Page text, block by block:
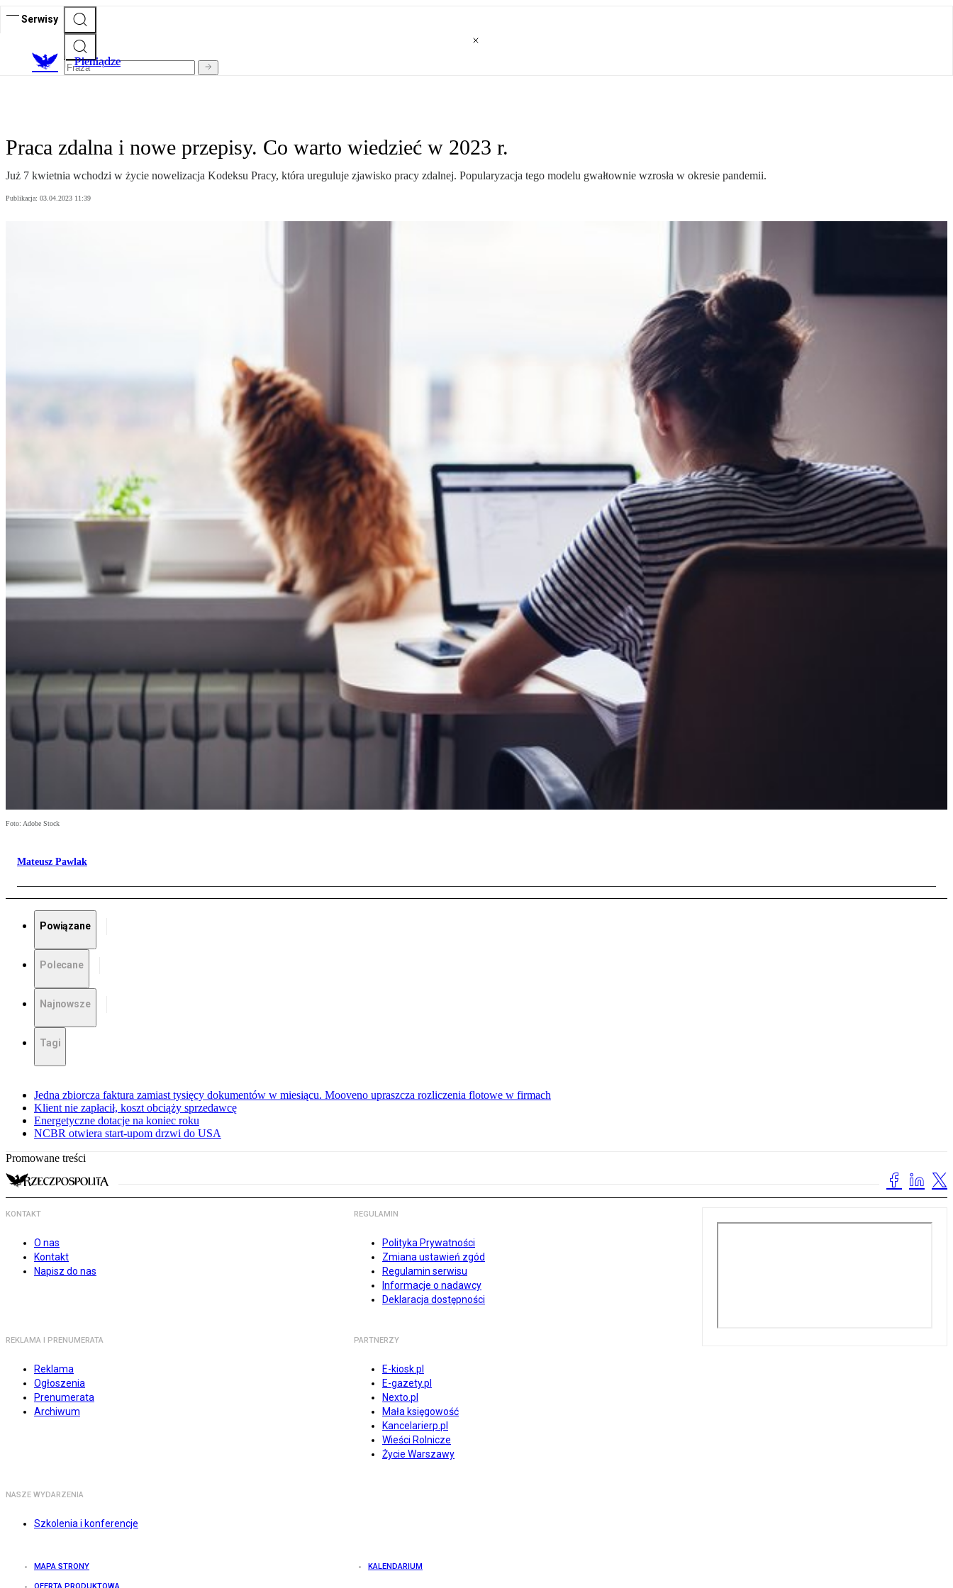
Serwisy
Pieniądze
Praca zdalna i nowe przepisy. Co warto wiedzieć w 2023 r.
Już 7 kwietnia wchodzi w życie nowelizacja Kodeksu Pracy, która ureguluje zjawisko pracy zdalnej. Popularyzacja tego modelu gwałtownie wzrosła w okresie pandemii.
Publikacja: 03.04.2023 11:39
Foto: Adobe Stock
Mateusz Pawlak
Powiązane
Polecane
Najnowsze
Tagi
Jedna zbiorcza faktura zamiast tysięcy dokumentów w miesiącu. Mooveno upraszcza rozliczenia flotowe w firmach
Klient nie zapłacił, koszt obciąży sprzedawcę
Energetyczne dotacje na koniec roku
NCBR otwiera start-upom drzwi do USA
Promowane treści
KONTAKT
O nas
Kontakt
Napisz do nas
REGULAMIN
Polityka Prywatności
Zmiana ustawień zgód
Regulamin serwisu
Informacje o nadawcy
Deklaracja dostępności
REKLAMA I PRENUMERATA
Reklama
Ogłoszenia
Prenumerata
Archiwum
PARTNERZY
E-kiosk.pl
E-gazety.pl
Nexto.pl
Mała księgowość
Kancelarierp.pl
Wieści Rolnicze
Życie Warszawy
NASZE WYDARZENIA
Szkolenia i konferencje
MAPA STRONY KALENDARIUM